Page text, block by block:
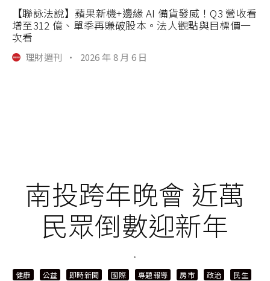
【聯詠法說】蘋果新機+邊緣 AI 備貨發威！Q3 營收看
增至312 億、單季再賺破股本。法人觀點與目標價一
次看
理財週刊 · 2026 年 8 月 6 日
南投跨年晚會 近萬
民眾倒數迎新年
·
健康 公益 即時新聞 國際 專題報導 房市 政治
民生